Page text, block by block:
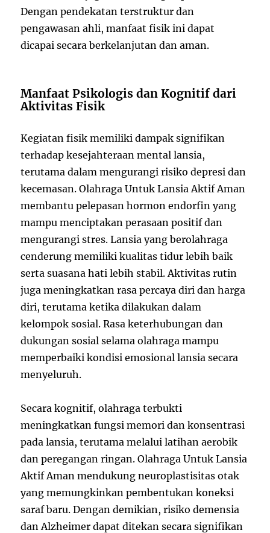
Dengan pendekatan terstruktur dan
pengawasan ahli, manfaat fisik ini dapat
dicapai secara berkelanjutan dan aman.
Manfaat Psikologis dan Kognitif dari
Aktivitas Fisik
Kegiatan fisik memiliki dampak signifikan
terhadap kesejahteraan mental lansia,
terutama dalam mengurangi risiko depresi dan
kecemasan. Olahraga Untuk Lansia Aktif Aman
membantu pelepasan hormon endorfin yang
mampu menciptakan perasaan positif dan
mengurangi stres. Lansia yang berolahraga
cenderung memiliki kualitas tidur lebih baik
serta suasana hati lebih stabil. Aktivitas rutin
juga meningkatkan rasa percaya diri dan harga
diri, terutama ketika dilakukan dalam
kelompok sosial. Rasa keterhubungan dan
dukungan sosial selama olahraga mampu
memperbaiki kondisi emosional lansia secara
menyeluruh.
Secara kognitif, olahraga terbukti
meningkatkan fungsi memori dan konsentrasi
pada lansia, terutama melalui latihan aerobik
dan peregangan ringan. Olahraga Untuk Lansia
Aktif Aman mendukung neuroplastisitas otak
yang memungkinkan pembentukan koneksi
saraf baru. Dengan demikian, risiko demensia
dan Alzheimer dapat ditekan secara signifikan